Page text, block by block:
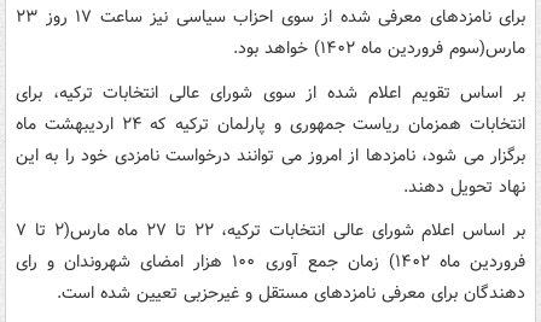
برای نامزدهای معرفی شده از سوی احزاب سیاسی نیز ساعت ۱۷ روز ۲۳
مارس(سوم فروردین ماه ۱۴۰۲) خواهد بود.
بر اساس تقویم اعلام شده از سوی شورای عالی انتخابات ترکیه، برای
انتخابات همزمان ریاست جمهوری و پارلمان ترکیه که ۲۴ اردیبهشت ماه
برگزار می شود، نامزدها از امروز می توانند درخواست نامزدی خود را به این
نهاد تحویل دهند.
بر اساس اعلام شورای عالی انتخابات ترکیه، ۲۲ تا ۲۷ ماه مارس(۲ تا ۷
فروردین ماه ۱۴۰۲) زمان جمع آوری ۱۰۰ هزار امضای شهروندان و رای
دهندگان برای معرفی نامزدهای مستقل و غیرحزبی تعیین شده است.